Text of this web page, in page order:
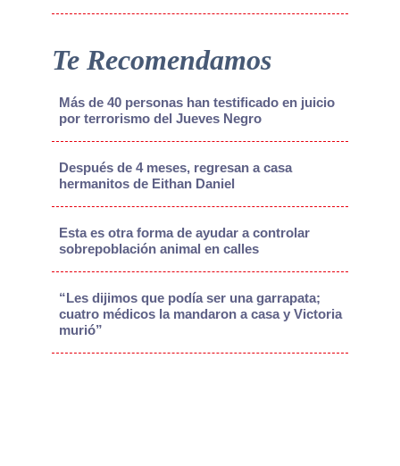
Te Recomendamos
Más de 40 personas han testificado en juicio
por terrorismo del Jueves Negro
Después de 4 meses, regresan a casa
hermanitos de Eithan Daniel
Esta es otra forma de ayudar a controlar
sobrepoblación animal en calles
“Les dijimos que podía ser una garrapata;
cuatro médicos la mandaron a casa y Victoria
murió”